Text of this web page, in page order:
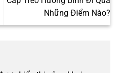
Những Điểm Nào?